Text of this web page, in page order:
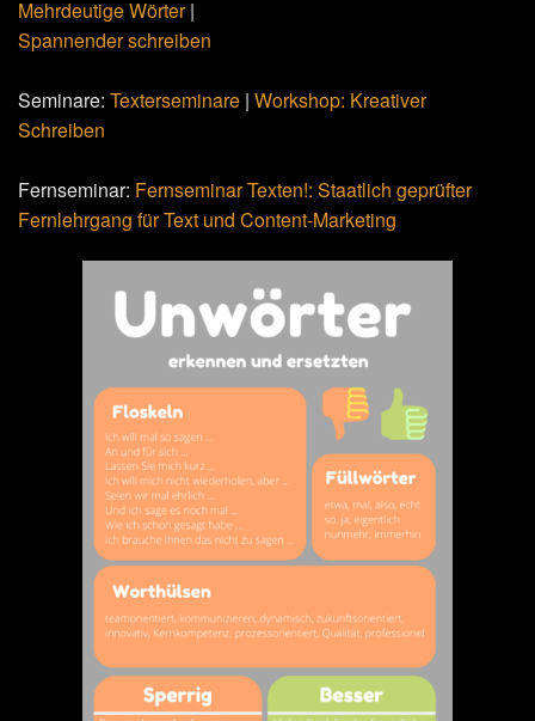
Mehrdeutige Wörter |
Spannender schreiben
Seminare: Texterseminare | Workshop: Kreativer
Schreiben
Fernseminar: Fernseminar Texten!: Staatlich geprüfter
Fernlehrgang für Text und Content-Marketing